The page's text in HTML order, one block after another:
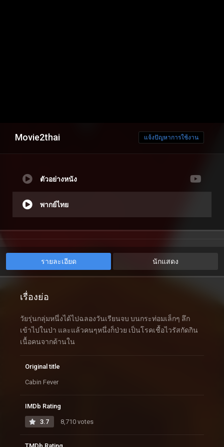
Movie2thai แจ้งปัญหาการใช้งาน
ตัวอย่างหนัง
พากย์ไทย
รายละเอียด นักแสดง
เรื่องย่อ
วัยรุ่นกลุ่มหนึ่งได้ไปฉลองวันเรียนจบ บนกระท่อมเล็กๆ ลึก
เข้าไปในป่า และแล้วคนๆหนึ่งก็ป่วย เป็นโรคเชื้อไวรัสกัดกิน
เนื้อคนจากด้านใน
Original title
Cabin Fever
IMDb Rating
3.7 8,710 votes